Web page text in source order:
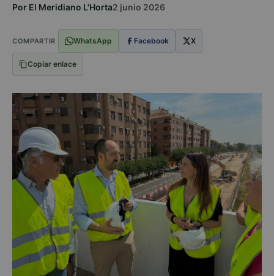
Por El Meridiano L'Horta2 junio 2026
COMPARTIR WhatsApp Facebook X
Copiar enlace